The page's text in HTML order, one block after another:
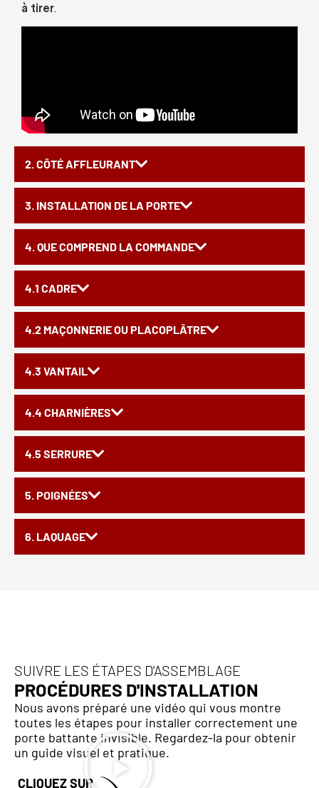
2. CÔTÉ AFFLEURANT
3. INSTALLATION DE LA PORTE
4. QUE COMPREND LA COMMANDE
4.1 CADRE
4.2 MAÇONNERIE OU PLACOPLÂTRE
4.3 VANTAIL
4.4 CHARNIÈRES
4.5 SERRURE
5. POIGNÉES
6. LAQUAGE
à tirer.
SUIVRE LES ÉTAPES D'ASSEMBLAGE
PROCÉDURES D'INSTALLATION
Nous avons préparé une vidéo qui vous montre
toutes les étapes pour installer correctement une
porte battante invisible. Regardez-la pour obtenir
un guide visuel et pratique.
CLIQUEZ SUR